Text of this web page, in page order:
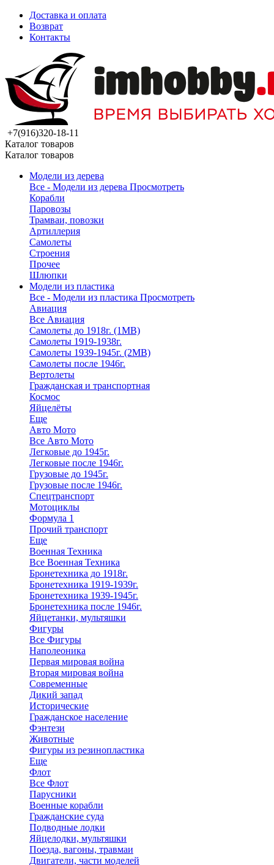
Доставка и оплата
Возврат
Контакты
+7(916)320-18-11
Каталог товаров
Каталог товаров
Модели из дерева
Все - Модели из дерева Просмотреть
Корабли
Паровозы
Трамваи, повозки
Артиллерия
Самолеты
Строения
Прочее
Шлюпки
Модели из пластика
Все - Модели из пластика Просмотреть
Авиация
Все Авиация
Самолеты до 1918г. (1МВ)
Самолеты 1919-1938г.
Самолеты 1939-1945г. (2МВ)
Самолеты после 1946г.
Вертолеты
Гражданская и транспортная
Космос
Яйцелёты
Еще
Авто Мото
Все Авто Мото
Легковые до 1945г.
Легковые после 1946г.
Грузовые до 1945г.
Грузовые после 1946г.
Спецтранспорт
Мотоциклы
Формула 1
Прочий транспорт
Еще
Военная Техника
Все Военная Техника
Бронетехника до 1918г.
Бронетехника 1919-1939г.
Бронетехника 1939-1945г.
Бронетехника после 1946г.
Яйцетанки, мультяшки
Фигуры
Все Фигуры
Наполеоника
Первая мировая война
Вторая мировая война
Современные
Дикий запад
Исторические
Гражданское население
Фэнтези
Животные
Фигуры из резинопластика
Еще
Флот
Все Флот
Парусники
Военные корабли
Гражданские суда
Подводные лодки
Яйцелодки, мультяшки
Поезда, вагоны, травмаи
Двигатели, части моделей